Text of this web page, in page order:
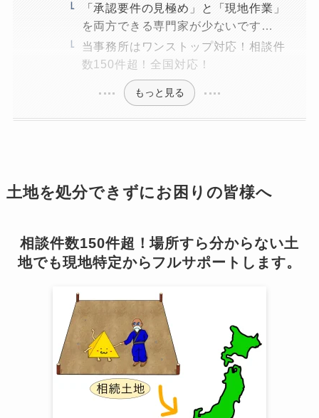
「承認要件の見極め」と「現地作業」
を両方できる専門家が少ないです…
当事務所はワンストップ対応！相談件
数150件超！全国対応！
もっと見る
土地を処分できずにお困りの皆様へ
相談件数150件超！場所すら分からない土
地でも現地特定からフルサポートします。